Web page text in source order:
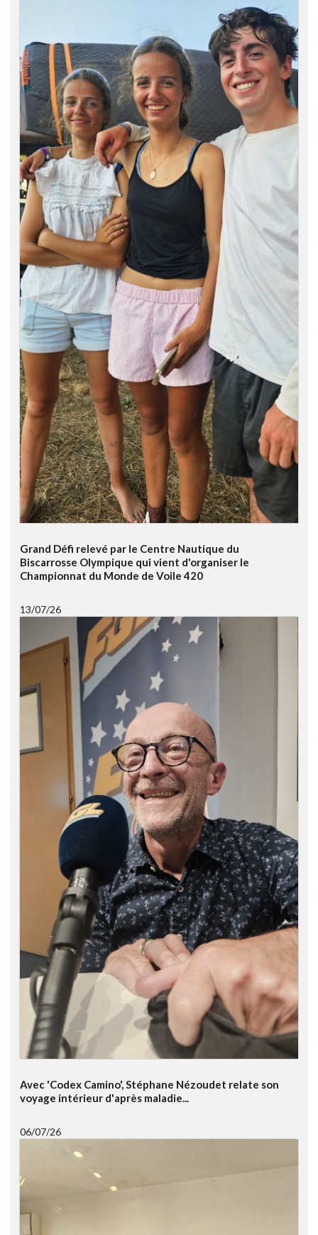
Grand Défi relevé par le Centre Nautique du
Biscarrosse Olympique qui vient d'organiser le
Championnat du Monde de Voile 420
13/07/26
Avec 'Codex Camino', Stéphane Nézoudet relate son
voyage intérieur d'après maladie...
06/07/26